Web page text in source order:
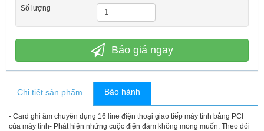
Số lượng
Báo giá ngay
Chi tiết sản phẩm Bảo hành
- Card ghi âm chuyên dụng 16 line điện thoại giao tiếp máy tính bằng PCI
của máy tính- Phát hiện những cuộc điện đàm không mong muốn. Theo dõi